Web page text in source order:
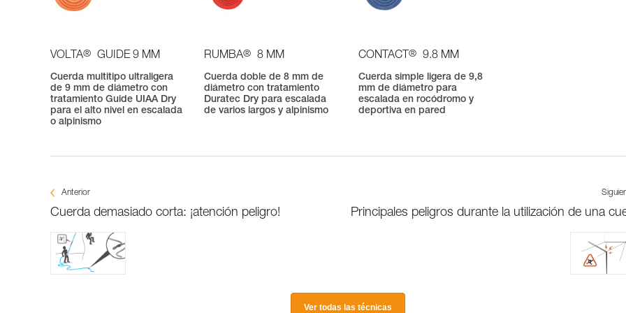
VOLTA® GUIDE 9 MM
Cuerda multitipo ultraligera
de 9 mm de diámetro con
tratamiento Guide UIAA Dry
para el alto nivel en escalada
o alpinismo
RUMBA® 8 MM
Cuerda doble de 8 mm de
diámetro con tratamiento
Duratec Dry para escalada
de varios largos y alpinismo
CONTACT ® 9.8 MM
Cuerda simple ligera de 9,8
mm de diámetro para
escalada en rocódromo y
deportiva en pared
Anterior
Cuerda demasiado corta: ¡atención peligro! Principales peligros durante la utilización de una
Ver todas las técnicas